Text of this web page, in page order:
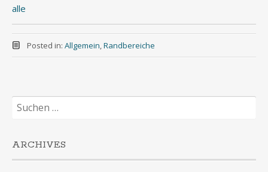
alle
Posted in: Allgemein Randbereiche
Suchen
nach:
ARCHIVES